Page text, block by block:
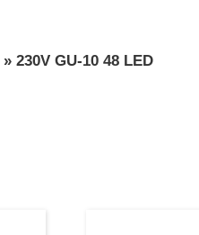
» 230V GU-10 48 LED